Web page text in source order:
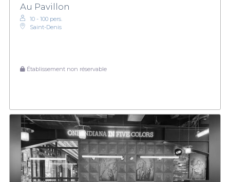
Au Pavillon
10 - 100 pers.
Saint-Denis
Établissement non réservable